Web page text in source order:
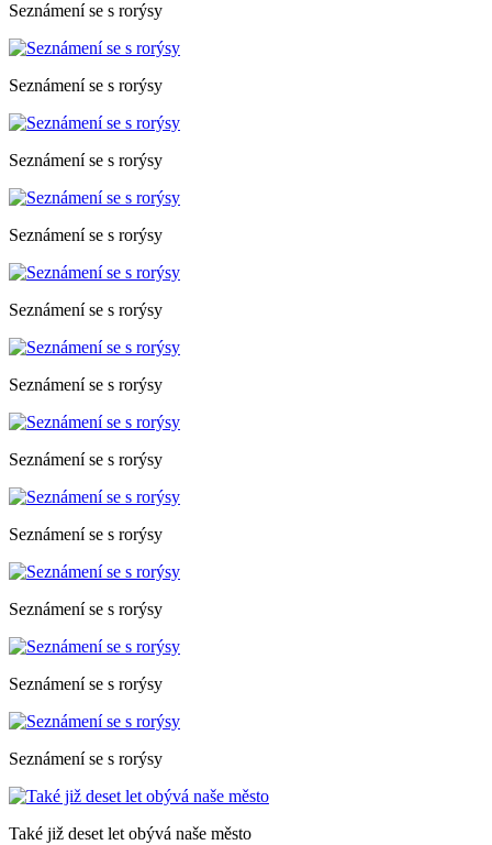
Seznámení se s rorýsy
Seznámení se s rorýsy
Seznámení se s rorýsy
Seznámení se s rorýsy
Seznámení se s rorýsy
Seznámení se s rorýsy
Seznámení se s rorýsy
Seznámení se s rorýsy
Seznámení se s rorýsy
Seznámení se s rorýsy
Seznámení se s rorýsy
Také již deset let obývá naše město